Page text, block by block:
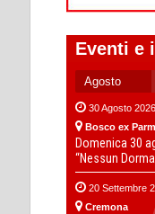
Eventi e
30 Agosto
Bosco ex
Domenica 30
“Nessun
20 Settembre
Cremona